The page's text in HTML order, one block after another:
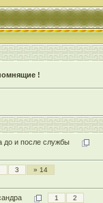
!
до и после службы
3 » 14
1 2